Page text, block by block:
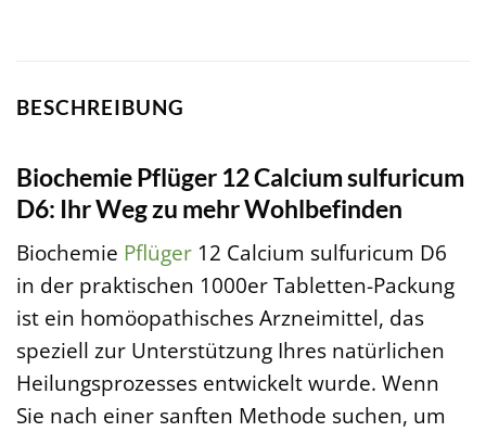
BESCHREIBUNG
Biochemie Pflüger 12 Calcium sulfuricum
D6: Ihr Weg zu mehr Wohlbefinden
Biochemie Pflüger 12 Calcium sulfuricum D6
in der praktischen 1000er Tabletten-Packung
ist ein homöopathisches Arzneimittel, das
speziell zur Unterstützung Ihres natürlichen
Heilungsprozesses entwickelt wurde. Wenn
Sie nach einer sanften Methode suchen, um